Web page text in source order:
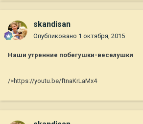
skandisan
Опубликовано 1 октября, 2015
Наши утренние побегушки-веселушки
/>https://youtu.be/ftnaKrLaMx4